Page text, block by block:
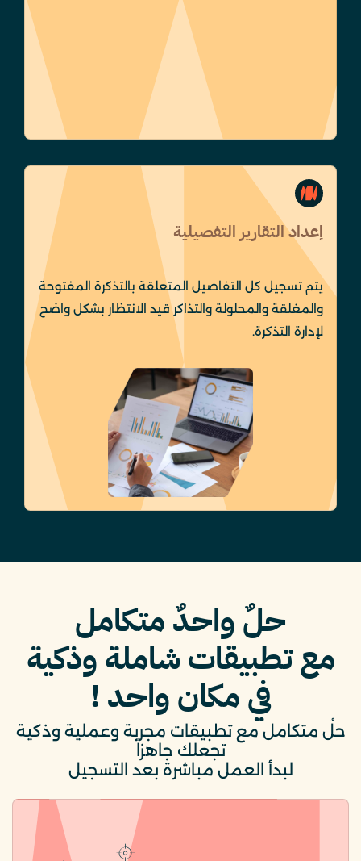
إعداد التقارير التفصيلية
يتم تسجيل كل التفاصيل المتعلقة بالتذكرة المفتوحة
والمغلقة والمحلولة والتذاكر قيد الانتظار بشكل واضح
لإدارة التذكرة.
حلٌ واحدٌ متكامل
مع تطبيقات شاملة وذكية
في مكان واحد !
حلٌ متكامل مع تطبيقات مجربة وعملية وذكية
تجعلك جاهزاً
لبدأ العمل مباشرة بعد التسجيل